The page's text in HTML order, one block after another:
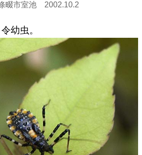
市室池 2002.10.2
幼虫。